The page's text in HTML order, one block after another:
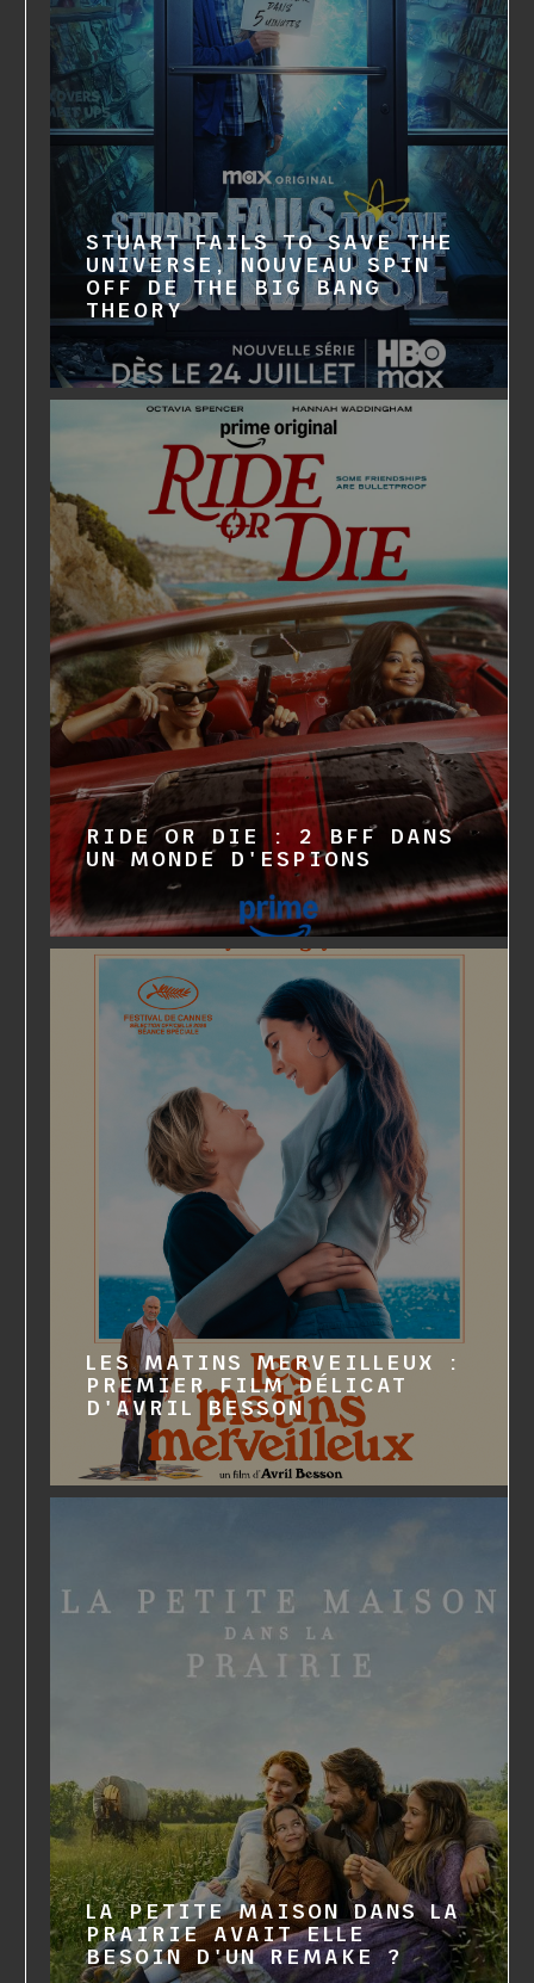
STUART FAILS TO SAVE THE
UNIVERSE, NOUVEAU SPIN
OFF DE THE BIG BANG
THEORY
RIDE OR DIE : 2 BFF DANS
UN MONDE D'ESPIONS
LES MATINS MERVEILLEUX :
PREMIER FILM DÉLICAT
D'AVRIL BESSON
LA PETITE MAISON DANS LA
PRAIRIE AVAIT ELLE
BESOIN D'UN REMAKE ?